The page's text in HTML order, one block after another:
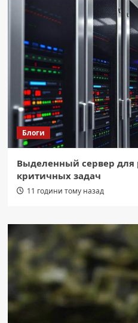
Блоги
Выделенный сервер для
критичных задач
11 години тому назад